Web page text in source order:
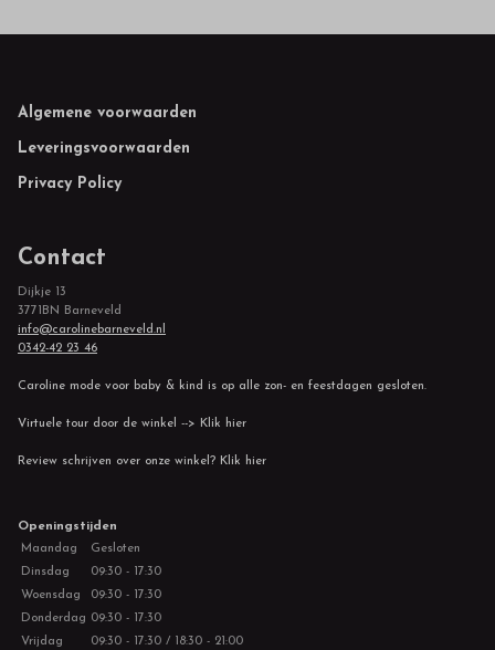
Footer
Algemene voorwaarden
Leveringsvoorwaarden
Privacy Policy
Contact
Dijkje 13
3771BN Barneveld
info@carolinebarneveld.nl
0342-42 23 46
Caroline mode voor baby & kind is op alle zon- en feestdagen gesloten.
Virtuele tour door de winkel --> Klik hier
Review schrijven over onze winkel? Klik hier
Openingstijden
Maandag
Gesloten
Dinsdag
09:30 - 17:30
Woensdag
09:30 - 17:30
Donderdag 09:30 - 17:30
Vrijdag
09:30 - 17:30 / 18:30 - 21:00